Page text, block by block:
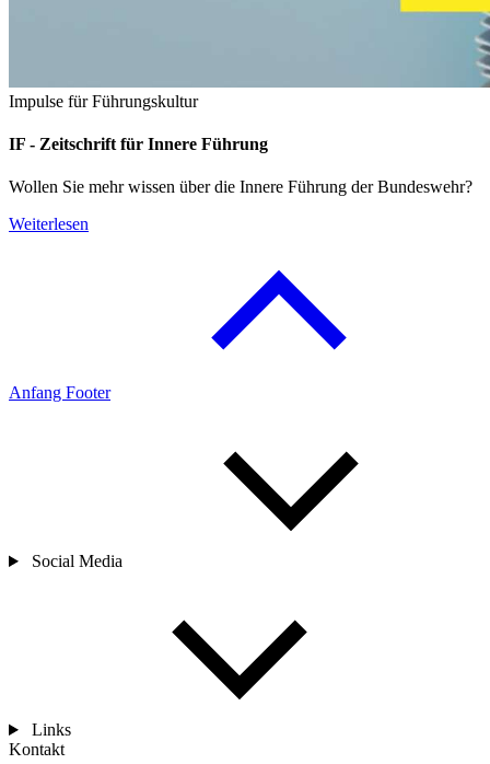
Impulse für Führungskultur
IF - Zeitschrift für Innere Führung
Wollen Sie mehr wissen über die Innere Führung der Bundeswehr?
Weiterlesen
Anfang Footer
Social Media
Links
Kontakt